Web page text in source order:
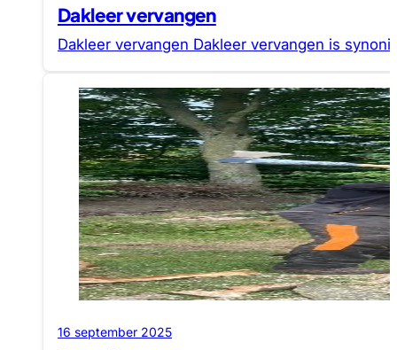
Dakleer vervangen
Dakleer vervangen Dakleer vervangen is
16 september 2025